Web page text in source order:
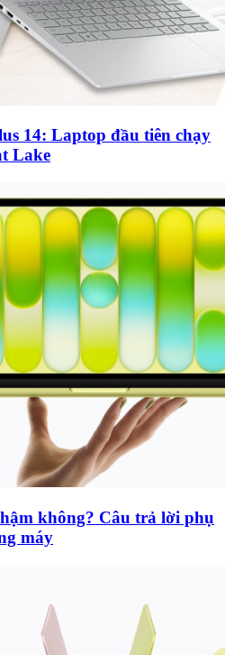
14: Laptop đầu tiên chạy
Lake
không? Câu trả lời phụ
máy